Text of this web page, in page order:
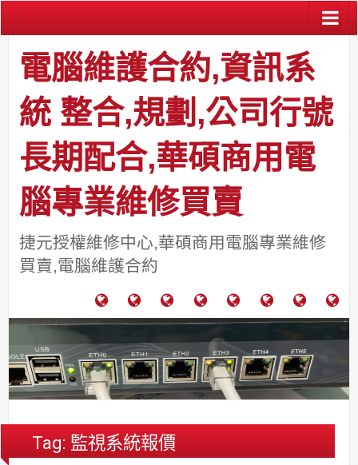
電腦維護合約,資訊系
統 整合,規劃,公司行號
長期配合,華碩商用電
腦專業維修買賣
捷元授權維修中心,華碩商用電腦專業維修
買賣,電腦維護合約
腦
護
合
約
功
例
分
享
於
力
通
通
報
關
系
統
視
系
統
安
修,
舍
網
路/
大
樓
公
中
料
件
區
團
法
台
中
Tag: 監視系統報價